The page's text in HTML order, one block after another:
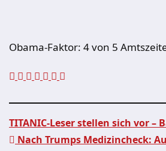
Obama-Faktor: 4 von 5
TITANIC-Leser stellen sich vor –
Nach Trumps Medizincheck: